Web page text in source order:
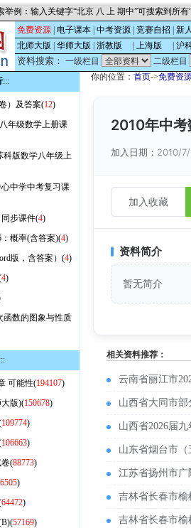
举例：输入关键字“北京 八 上 期中”可搜索到所
免费资源 电子课本 中考资源 竞赛自招
新
北师大版
华师大版 浙教版 上海版 沪
资料搜索： 一级栏目
二级栏目
:::
）及答案(12)
年级数学上册课
科版数学八年级上
中学中考复习课
步课件(4)
概率(含答案)(4)
版，含答案）(4)
4)
函数的图象与性质
可能性(194107)
版)(150678)
109774)
106663)
(88773)
)
64472)
57169)
你的位置： 首页->免费资
2010年中
加入日期： 2010/
加入收藏
资料简介
暂无简介
相关资料推荐：
云南省丽江市
山西省大同市
山西省2026届
山东省烟台市
江苏省扬州市广
吉林省长春市榆
吉林省长春市榆